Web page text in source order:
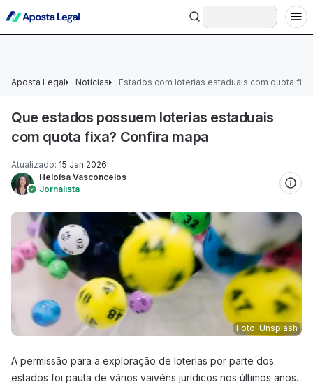
+18 Ministério da Fazenda adverte: aposta não é investimento.
Aposta Legal Notícias Estados com loterias estaduais com quota fixa
Que estados possuem loterias estaduais
com quota fixa? Confira mapa
Atualizado: 15 Jan 2026
Heloísa Vasconcelos
Jornalista
Foto: Unsplash
A permissão para a exploração de loterias por parte dos
estados foi pauta de vários vaivéns jurídicos nos últimos anos.